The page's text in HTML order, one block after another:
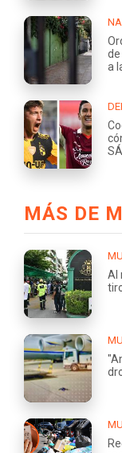
a
MÁS DE
Al